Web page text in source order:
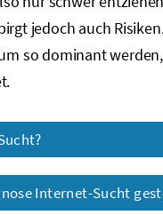
jedoch auch
so dominant
Internet-Sucht